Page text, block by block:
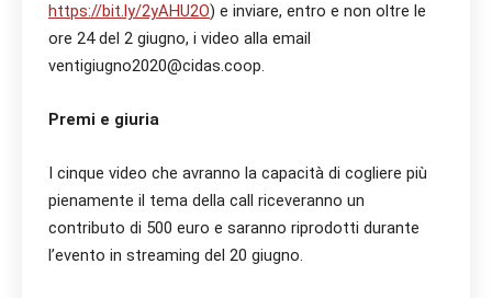
https://bit.ly/2yAHU2O) e inviare, entro e non oltre le
ore 24 del 2 giugno, i video alla email
ventigiugno2020@cidas.coop.
Premi e giuria
I cinque video che avranno la capacità di cogliere più
pienamente il tema della call riceveranno un
contributo di 500 euro e saranno riprodotti durante
l’evento in streaming del 20 giugno.